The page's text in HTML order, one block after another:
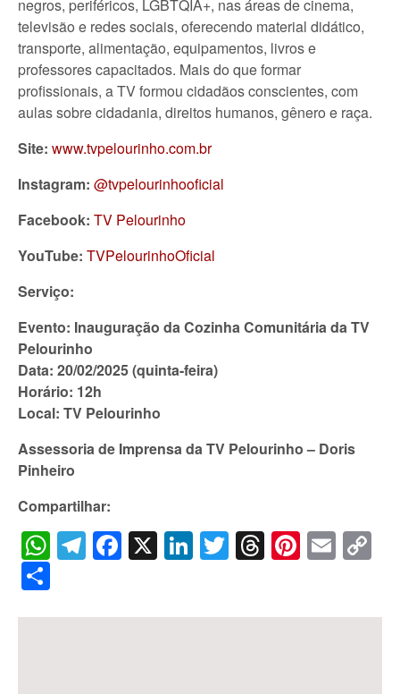
negros, periféricos, LGBTQIA+, nas áreas de cinema,
televisão e redes sociais, oferecendo material didático,
transporte, alimentação, equipamentos, livros e
professores capacitados. Mais do que formar
profissionais, a TV formou cidadãos conscientes, com
aulas sobre cidadania, direitos humanos, gênero e raça.
Site: www.tvpelourinho.com.br
Instagram: @tvpelourinhooficial
Facebook: TV Pelourinho
YouTube: TVPelourinhoOficial
Serviço:
Evento: Inauguração da Cozinha Comunitária da TV
Pelourinho
Data: 20/02/2025 (quinta-feira)
Horário: 12h
Local: TV Pelourinho
Assessoria de Imprensa da TV Pelourinho – Doris
Pinheiro
Compartilhar:
WhatsApp
Telegram
Facebook
X LinkedIn
Twitter
Threads